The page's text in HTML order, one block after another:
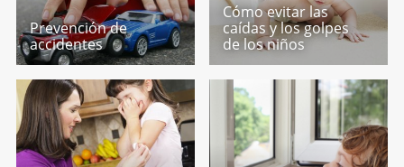
Prevención de
accidentes
Cómo evitar las
caídas y los golpes
de los niños